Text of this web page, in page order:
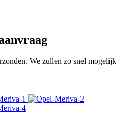
We zullen zo snel mogelijk